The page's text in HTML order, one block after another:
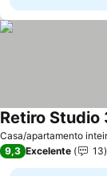
Casa/apartamento
Retiro Studio
9,3 Excelente 13